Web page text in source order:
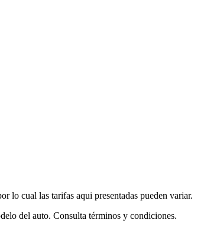
lo cual las tarifas aqui presentadas pueden variar.
del auto. Consulta términos y condiciones.